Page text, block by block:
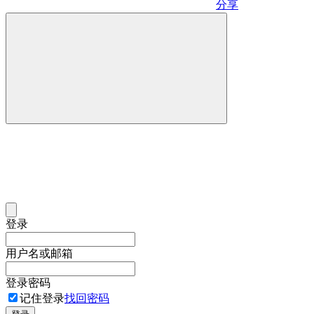
分享
登录
用户名或邮箱
登录密码
记住登录找回密码